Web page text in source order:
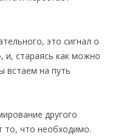
это сигнал о
и, стараясь как можно
встаем на путь
другого
то, что необходимо.